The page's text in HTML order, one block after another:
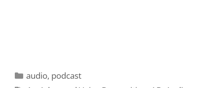
Kategória
audio, podcast